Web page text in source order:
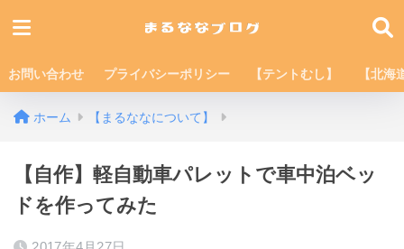
お問い合わせ プライバシーポリシー 【テントむし】 【北海
ホーム 【まるななについて】
【自作】軽自動車パレットで車中泊ベッ
ドを作ってみた